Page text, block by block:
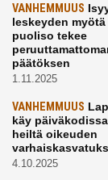
VANHEMMUUS
leskeyden myötä
puoliso tekee
päätöksen
1.11.2025
VANHEMMUUS
käy
heiltä oikeuden
4.10.2025